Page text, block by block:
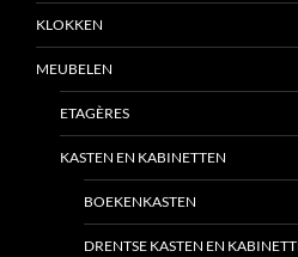
KLOKKEN
MEUBELEN
ETAGÈRES
KASTEN EN KABINETTEN
BOEKENKASTEN
DRENTSE KASTEN EN